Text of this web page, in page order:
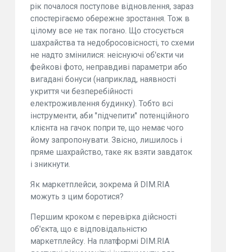
рік почалося поступове відновлення, зараз
спостерігаємо обережне зростання. Тож в
цілому все не так погано. Що стосується
шахрайства та недобросовісності, то схеми
не надто змінилися: неіснуючі об'єкти чи
фейкові фото, неправдиві параметри або
вигадані бонуси (наприклад, наявності
укриття чи безперебійності
електроживлення будинку). Тобто всі
інструменти, аби "підчепити" потенційного
клієнта на гачок попри те, що немає чого
йому запропонувати. Звісно, лишилось і
пряме шахрайство, таке як взяти завдаток
і зникнути.
Як маркетплейси, зокрема й DIM.RIA
можуть з цим боротися?
Першим кроком є перевірка дійсності
об'єкта, що є відповідальністю
маркетплейсу. На платформі DIM.RIA